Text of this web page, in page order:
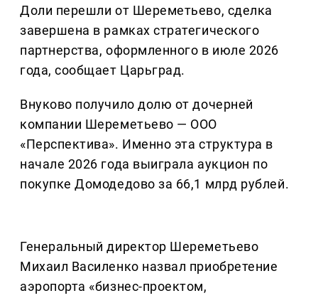
Доли перешли от Шереметьево, сделка
завершена в рамках стратегического
партнерства, оформленного в июле 2026
года, сообщает Царьград.
Внуково получило долю от дочерней
компании Шереметьево — ООО
«Перспектива». Именно эта структура в
начале 2026 года выиграла аукцион по
покупке Домодедово за 66,1 млрд рублей.
Генеральный директор Шереметьево
Михаил Василенко назвал приобретение
аэропорта «бизнес-проектом,